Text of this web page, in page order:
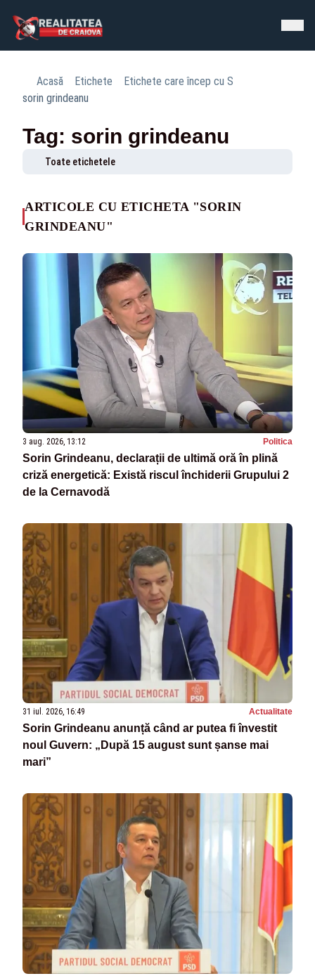
Acasă Etichete
Etichete care încep cu S
sorin grindeanu
Tag: sorin grindeanu
Toate etichetele
ARTICOLE CU ETICHETA "SORIN
GRINDEANU"
3 aug. 2026, 13:12 Politica
Sorin Grindeanu, declarații de ultimă oră în plină
criză energetică: Există riscul închiderii Grupului 2
de la Cernavodă
31 iul. 2026, 16:49 Actualitate
Sorin Grindeanu anunță când ar putea fi învestit
noul Guvern: „După 15 august sunt șanse mai
mari”